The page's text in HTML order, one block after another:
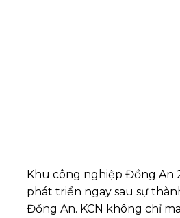
Khu công nghiệp Đồng An
phát triển ngay sau sự
Đồng An. KCN không chỉ